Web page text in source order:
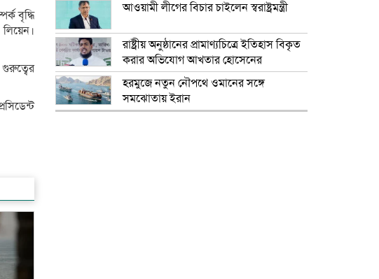
বৃদ্ধি
আওয়ামী লীগের বিচার চাইলেন স্বরাষ্ট্রমন্ত্রী
রাষ্ট্রীয় অনুষ্ঠানের প্রামাণ্যচিত্রে ইতিহাস বিকৃত
করার অভিযোগ আখতার হোসেনের
হরমুজে নতুন নৌপথে ওমানের সঙ্গে
সমঝোতায় ইরান